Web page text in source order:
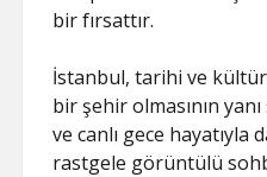
bir fırsattır.
İstanbul, tarihi ve
bir şehir olmasının
ve canlı gece hayatıyla
rastgele görüntülü